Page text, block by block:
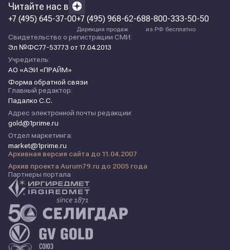
Читайте нас в
+7 (495) 645-37-00+7 (495) 968-62-68
Дирекция продаж
8-800-333-50-50
из РФ бесплатно
Свидетельство о регистрации СМИ:
Эл №ФС77-53773 от 17.04.2013
Учредитель:
АО «АЭИ «ПРАЙМ»
Форма обратной связи
Главный редактор:
Падалко С.С.
Адрес электронной почты редакции:
gold@1prime.ru
Отдел маркетинга:
market@1prime.ru
Архивная версия сайта до 11.04.2007
Архив проекта Aurum79.ru до 2005 года
Партнеры портала